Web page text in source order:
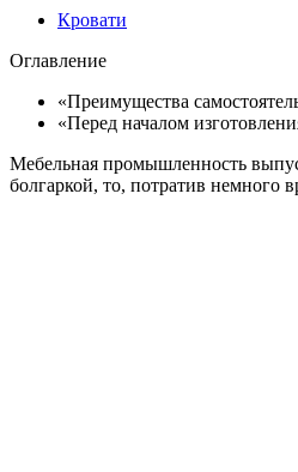
Кровати
Оглавление
«Преимущества
«Перед началом
Мебельная промышленность
болгаркой, то, потратив немного